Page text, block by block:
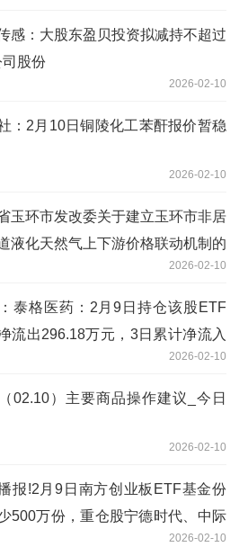
感：大股东盈贝投资拟减持不超过
股份
2026-02-10
：2月10日铜陵化工苯酐报价暂稳
2026-02-10
玉环市发改委关于建立玉环市非居
液化天然气上下游价格联动机制的
2026-02-10
泰格医药：2月9日持仓该股ETF
流出296.18万元，3日累计净流入
2026-02-10
02.10）主要商品操作建议_今日
2026-02-10
报!2月9日南方创业板ETF基金份
500万份，重仓股宁德时代、中际
2026-02-10